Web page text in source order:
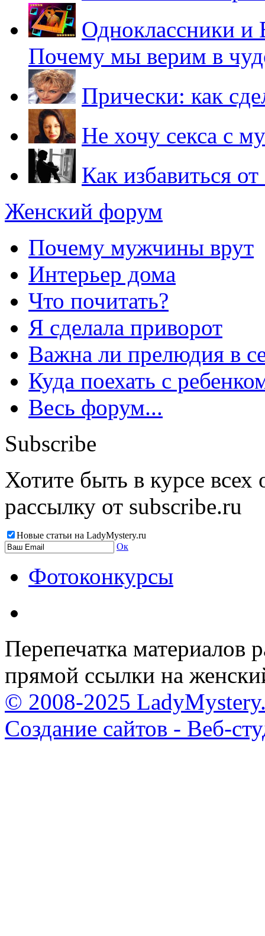
Одноклассники и
Почему мы верим в
Прически: как
Не хочу секса с
Как избавиться
Женский форум
Почему мужчины врут
Интерьер дома
Что почитать?
Я сделала приворот
Важна ли прелюдия в
Куда поехать с
Весь форум...
Subscribe
Хотите быть в курсе
рассылку от subscribe.ru
Новые статьи на LadyMystery.ru
Ок
Фотоконкурсы
Перепечатка материалов
прямой ссылки на
© 2008-2025
Создание сайтов - Веб-